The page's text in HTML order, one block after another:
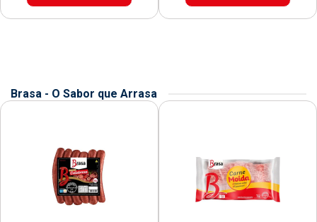
Brasa - O Sabor que Arrasa